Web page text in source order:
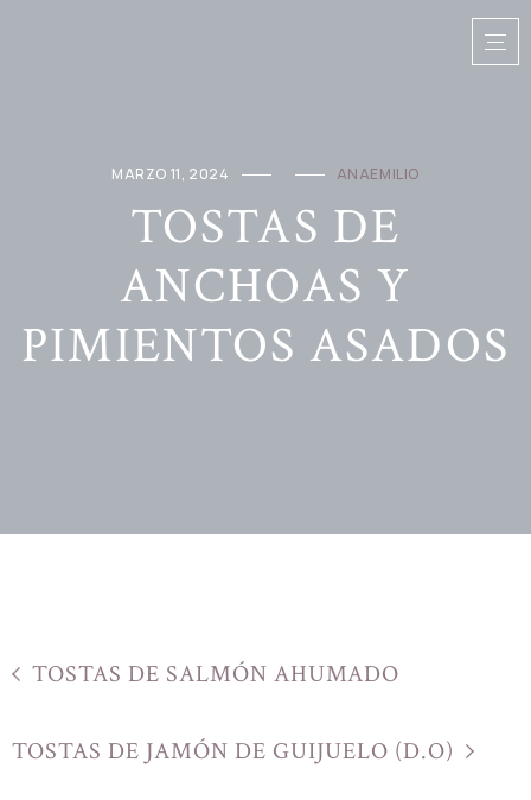
MARZO 11, 2024 ANAEMILIO
TOSTAS DE
ANCHOAS Y
PIMIENTOS ASADOS
TOSTAS DE SALMÓN AHUMADO
TOSTAS DE JAMÓN DE GUIJUELO (D.O)